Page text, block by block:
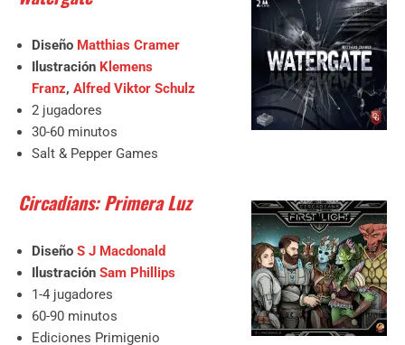
Diseño Matthias Cramer
Ilustración Klemens
Franz, Alfred Viktor Schulz
2 jugadores
30-60 minutos
Salt & Pepper Games
Circadians: Primera Luz
Diseño S J Macdonald
Ilustración Sam Phillips
1-4 jugadores
60-90 minutos
Ediciones Primigenio